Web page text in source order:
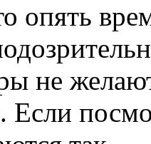
опять
не
Если